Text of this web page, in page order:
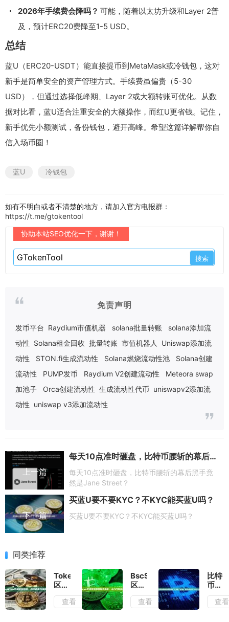
2026年手续费会降吗？ 可能，随着以太坊升级和Layer 2普
及，预计ERC20费降至1-5 USD。
总结
蓝U（ERC20-USDT）能直接提币到MetaMask或冷钱包，这对
新手是简单安全的资产管理方式。手续费虽偏贵（5-30
USD），但通过选择低峰期、Layer 2或大额转账可优化。从数
据对比看，蓝U适合注重安全的大额操作，而红U更省钱。记住，
新手优先小额测试，备份钱包，避开高峰。希望这篇详解帮你自
信入场币圈！
蓝U 冷钱包
如有不明白或者不清楚的地方，请加入官方电报群：
https://t.me/gtokentool
协助本站SEO优化一下，谢谢！
免责声明
发币平台 Raydium市值机器 solana批量转账
solana添加流
动性 Solana租金回收 批量转账 市值机器人
Uniswap添加流
动性
STON.fi生成流动性 Solana燃烧流动性池
Solana创建
流动性
PUMP发币 Raydium V2创建流动性
Meteora swap
加池子
Orca创建流动性 生成流动性代币 uniswapv2添加流
动性 uniswap v3添加流动性
上一篇
每天10点准时砸盘，比特币腰斩的幕后黑手竟然是Jane Street？
每天10点准时砸盘，比特币腰斩的幕后黑手竟
然是Jane Street？
下一篇
买蓝U要不要KYC？不KYC能买蓝U吗？
买蓝U要不要KYC？不KYC能买蓝U吗？
同类推荐
TokenView
区块
链浏
查看
BscScan
区块
链浏
览器
查看
比特
币区
块链
浏览
查看